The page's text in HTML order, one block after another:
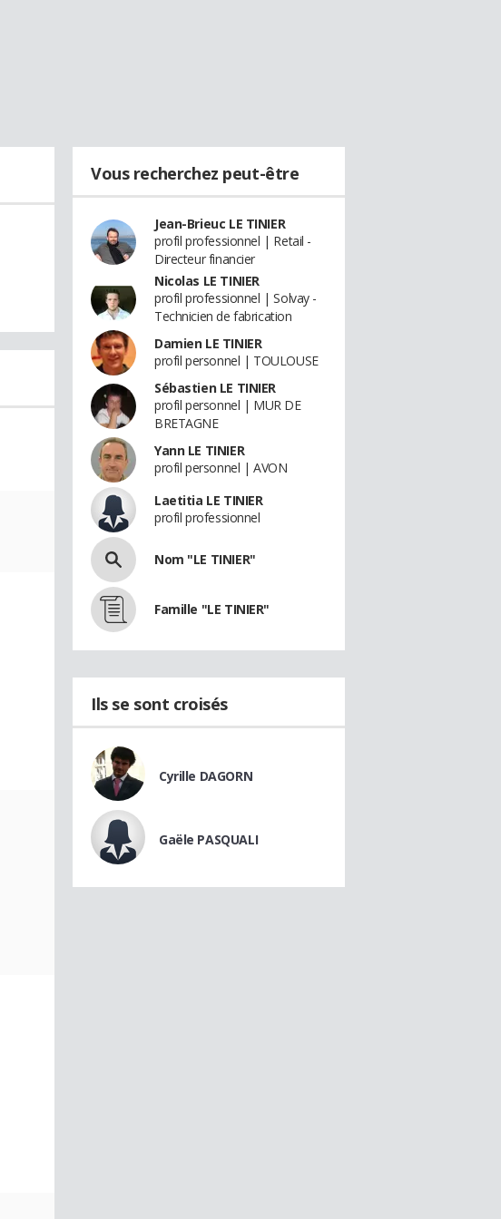
Vous recherchez peut-être
Jean-Brieuc LE TINIER
profil professionnel | Retail -
Directeur financier
Nicolas LE TINIER
profil professionnel | Solvay -
Technicien de fabrication
Damien LE TINIER
profil personnel | TOULOUSE
Sébastien LE TINIER
profil personnel | MUR DE
BRETAGNE
Yann LE TINIER
profil personnel | AVON
Laetitia LE TINIER
profil professionnel
Nom "LE TINIER"
Famille "LE TINIER"
Ils se sont croisés
Cyrille DAGORN
Gaële PASQUALI